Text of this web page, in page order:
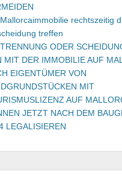
rechtszeitig
treffen
ODER
MIT DER IMMOBILIE AUF
EIGENTÜMER VON
MIT
AUF
JETZT NACH DEM
LEGALISIEREN